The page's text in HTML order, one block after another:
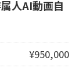
人AI動画自
¥950,000